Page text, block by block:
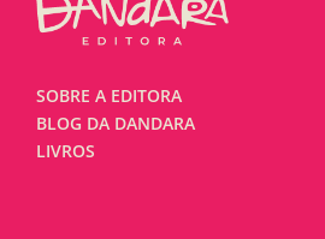
SOBRE A EDITORA
BLOG DA DANDARA
LIVROS